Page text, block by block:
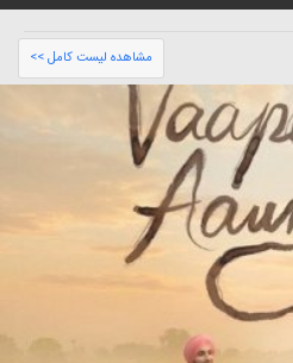
مشاهده لیست کامل >>